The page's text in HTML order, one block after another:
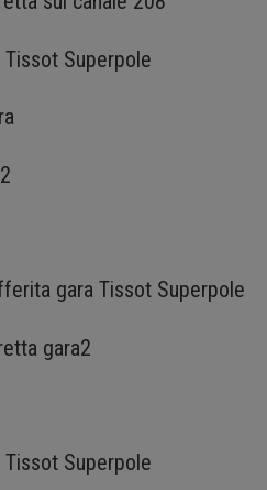
Superpole
gara Tissot Superpole
gara2
Superpole